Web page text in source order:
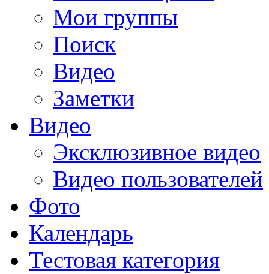
Мои группы
Поиск
Видео
Заметки
Видео
Эксклюзивное видео
Видео пользователей
Фото
Календарь
Тестовая категория